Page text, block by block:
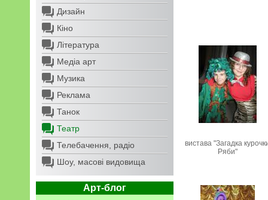
Дизайн
Кіно
Література
Медіа арт
Музика
Реклама
Танок
Театр
Телебачення, радіо
Шоу, масові видовища
Арт-блог
вистава "Загадка
Ряби"